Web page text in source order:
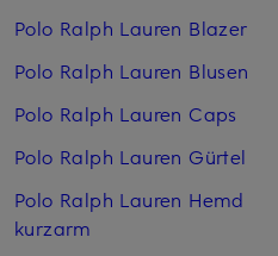
Polo Ralph Lauren Blazer
Polo Ralph Lauren Blusen
Polo Ralph Lauren Caps
Polo Ralph Lauren Gürtel
Polo Ralph Lauren Hemd
kurzarm